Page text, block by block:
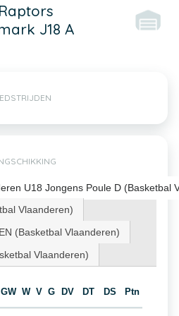
J18 A
U18 Jongens Poule D (Basketbal
Vlaanderen)
(Basketbal Vlaanderen)
Vlaanderen)
GW W V G DV DT DS Ptn